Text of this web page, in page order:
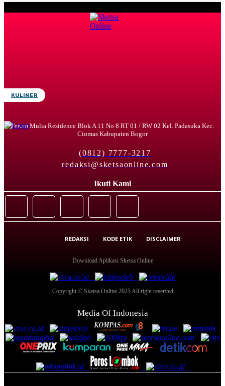
KULINER
Perum Mulia Residence Blok A 11 No 8 RT 01 / RW 02 Kel. Padasuka Kec.
Ciomas Kabupaten Bogor
(0812) 7777-3217
redaksi@sketsaonline.com
Ikuti Kami
REDAKSI KODE ETIK DISCLAIMER
Download Aplikasi Sketsa Online
Copyright © Sketsa Online 2025 All right reserved
Media Of Indonesia